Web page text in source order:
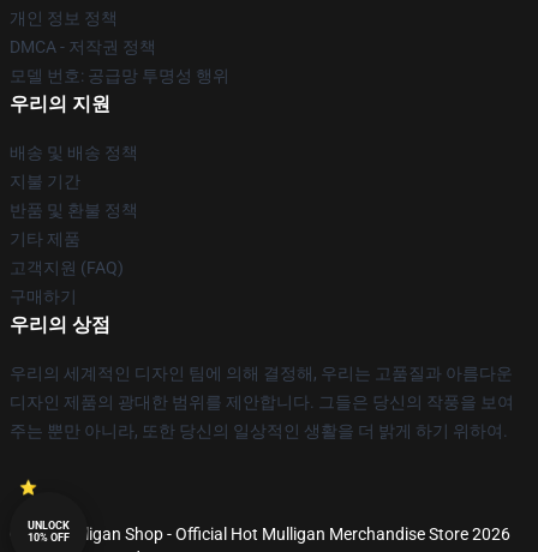
개인 정보 정책
DMCA - 저작권 정책
모델 번호: 공급망 투명성 행위
우리의 지원
배송 및 배송 정책
지불 기간
반품 및 환불 정책
기타 제품
고객지원 (FAQ)
구매하기
우리의 상점
우리의 세계적인 디자인 팀에 의해 결정해, 우리는 고품질과 아름다운
디자인 제품의 광대한 범위를 제안합니다. 그들은 당신의 작풍을 보여
주는 뿐만 아니라, 또한 당신의 일상적인 생활을 더 밝게 하기 위하여.
© Hot Mulligan Shop - Official Hot Mulligan Merchandise Store 2026
UNLOCK
10% OFF